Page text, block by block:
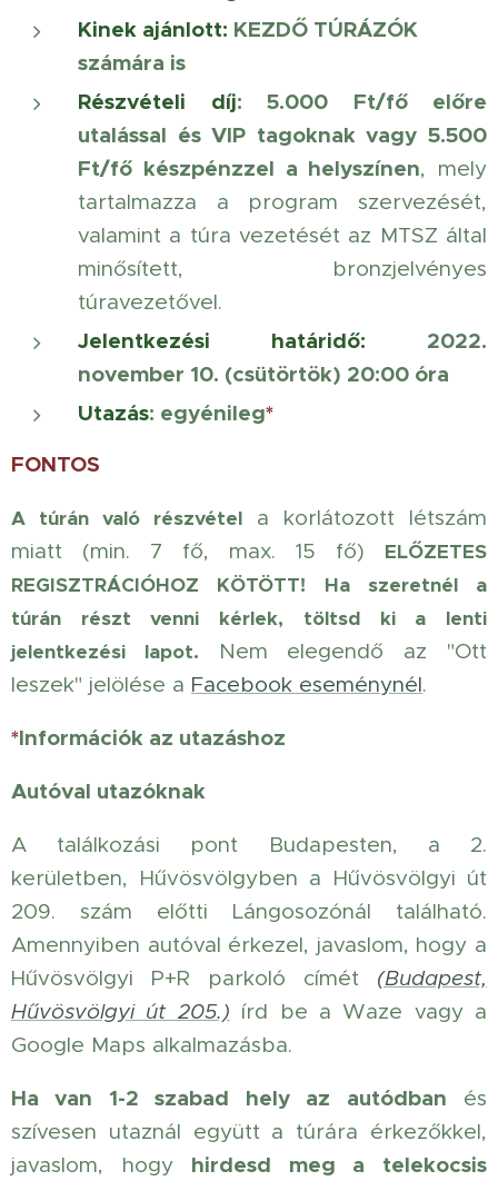
Kinek ajánlott: KEZDŐ TÚRÁZÓK
számára is
Részvételi díj: 5.000 Ft/fő előre
utalással és VIP tagoknak vagy 5.500
Ft/fő készpénzzel a helyszínen, mely
tartalmazza a program szervezését,
valamint a túra vezetését az MTSZ által
minősített, bronzjelvényes
túravezetővel.
Jelentkezési határidő:
2022.
november 10. (csütörtök) 20:00 óra
Utazás: egyénileg*
FONTOS
A túrán való részvétel a korlátozott létszám
miatt (min. 7 fő, max. 15 fő) ELŐZETES
REGISZTRÁCIÓHOZ KÖTÖTT!
Ha szeretnél a
túrán részt venni kérlek, töltsd ki a lenti
jelentkezési lapot. Nem elegendő az "Ott
leszek" jelölése a Facebook eseménynél.
*Információk az utazáshoz
Autóval utazóknak
A találkozási pont Budapesten, a 2.
kerületben, Hűvösvölgyben a Hűvösvölgyi út
209. szám előtti Lángosozónál található.
Amennyiben autóval érkezel, javaslom, hogy a
Hűvösvölgyi P+R parkoló címét (Budapest,
Hűvösvölgyi út 205.) írd be a Waze vagy a
Google Maps alkalmazásba.
Ha van 1-2 szabad hely az autódban és
szívesen utaznál együtt a túrára érkezőkkel,
javaslom, hogy hirdesd meg a telekocsis